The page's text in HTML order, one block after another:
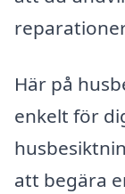
Här på
enkelt för
att begära